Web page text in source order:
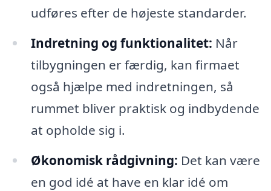
udføres efter de højeste standarder.
Indretning og funktionalitet: Når
tilbygningen er færdig, kan firmaet
også hjælpe med indretningen, så
rummet bliver praktisk og indbydende
at opholde sig i.
Økonomisk rådgivning: Det kan være
en god idé at have en klar idé om